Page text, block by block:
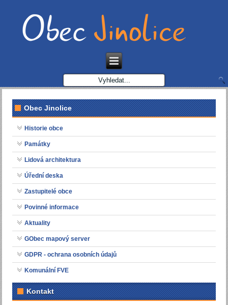
Obec Jinolice
Historie obce
Památky
Lidová architektura
Úřední deska
Zastupitelé obce
Povinné informace
Aktuality
GObec mapový server
GDPR - ochrana osobních údajů
Komunální FVE
Kontakt